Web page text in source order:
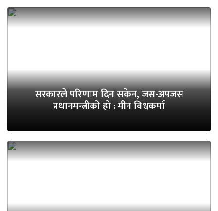
सरकारले परिणाम दिन सकेन, जस-अपजस
प्रधानमन्त्रीको हो : मीन विश्वकर्मा